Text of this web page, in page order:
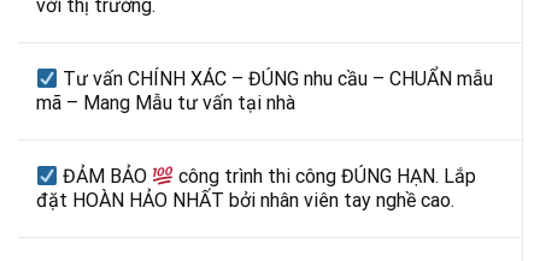
với thị trường.
Tư vấn CHÍNH XÁC – ĐÚNG nhu cầu – CHUẨN mẫu
mã – Mang Mẫu tư vấn tại nhà
ĐẢM BẢO
công trình thi công ĐÚNG HẠN. Lắp
đặt HOÀN HẢO NHẤT bởi nhân viên tay nghề cao.